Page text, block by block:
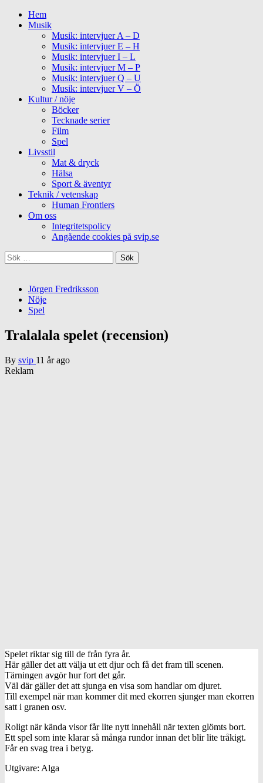
Skip
Primary
Menu
Hem
Musik
Musik: intervjuer A – D
Musik: intervjuer E – H
Musik: intervjuer I – L
Musik: intervjuer M – P
Musik: intervjuer Q – U
Musik: intervjuer V – Ö
Kultur / nöje
Böcker
Tecknade serier
Film
Spel
Livsstil
Mat & dryck
Hälsa
Sport & äventyr
Teknik / vetenskap
Human Frontiers
Om oss
Integritetspolicy
Angående cookies på svip.se
Sök
efter:
Jörgen Fredriksson
Nöje
Spel
Tralalala spelet (recension)
By svip 11 år ago
Reklam
Spelet riktar sig till de från fyra år.
Här gäller det att välja ut ett djur och få det fram till scenen.
Tärningen avgör hur fort det går.
Väl där gäller det att sjunga en visa som handlar om djuret.
Till exempel när man kommer dit med ekorren sjunger man ekorren
satt i granen osv.
Roligt när kända visor får lite nytt innehåll när texten glömts bort.
Ett spel som inte klarar så många rundor innan det blir lite tråkigt.
Får en svag trea i betyg.
Utgivare: Alga